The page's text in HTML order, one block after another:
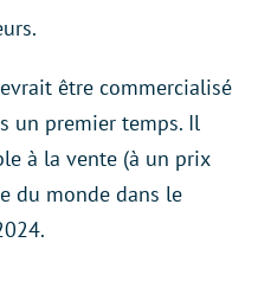
être commercialisé
un premier temps. Il
à la vente (à un prix
du monde dans le